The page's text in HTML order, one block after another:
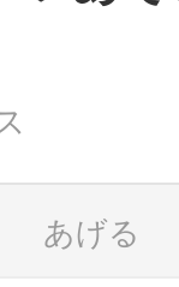
あげる
ごとの
智頭